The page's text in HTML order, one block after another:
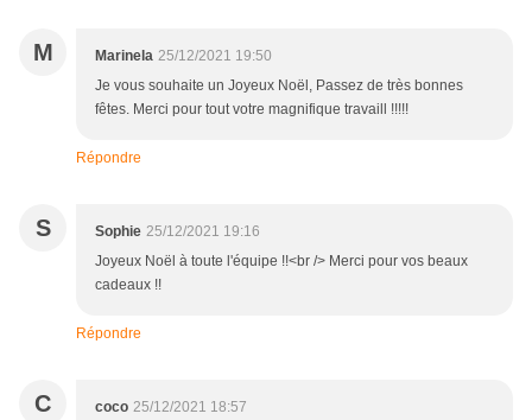
M Marinela 25/12/2021 19:50
Je vous souhaite un Joyeux Noël, Passez de très bonnes
fêtes. Merci pour tout votre magnifique travaill !!!!!
Répondre
S Sophie 25/12/2021 19:16
Joyeux Noël à toute l'équipe !!<br /> Merci pour vos beaux
cadeaux !!
Répondre
C coco 25/12/2021 18:57